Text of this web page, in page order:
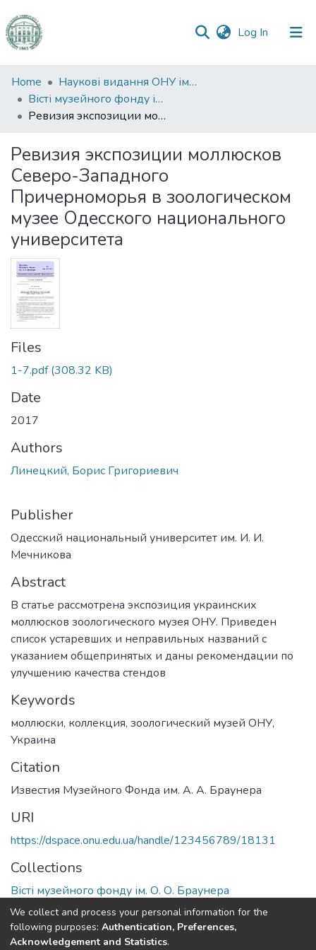
Log In (current)
Communities
&
Collections
Statistics
Home
Наукові видання ОНУ імені І. І. Мечникова
Вісті музейного фонду ім. О. О. Браунера
Ревизия экспозиции моллюсков Северо-Западного Причерноморья в зоологическом музее Одесского национального университета
Ревизия экспозиции моллюсков
Северо-Западного
Причерноморья в зоологическом
музее Одесского национального
университета
Files
1-7.pdf(308.32 KB)
Date
2017
Authors
Линецкий, Борис Григориевич
Publisher
Одесский национальный университет им. И. И.
Мечникова
Abstract
В статье рассмотрена экспозиция украинских
моллюсков зоологического музея ОНУ. Приведен
список устаревших и неправильных названий с
указанием общепринятых и даны рекомендации по
улучшению качества стендов
Keywords
моллюски, коллекция, зоологический музей ОНУ,
Украина
Citation
Известия Музейного Фонда им. А. А. Браунера
URI
https://dspace.onu.edu.ua/handle/123456789/18131
Collections
Вісті музейного фонду ім. О. О. Браунера
Full item page
We collect and process your personal information for the
following purposes: Authentication, Preferences,
Acknowledgement and Statistics.